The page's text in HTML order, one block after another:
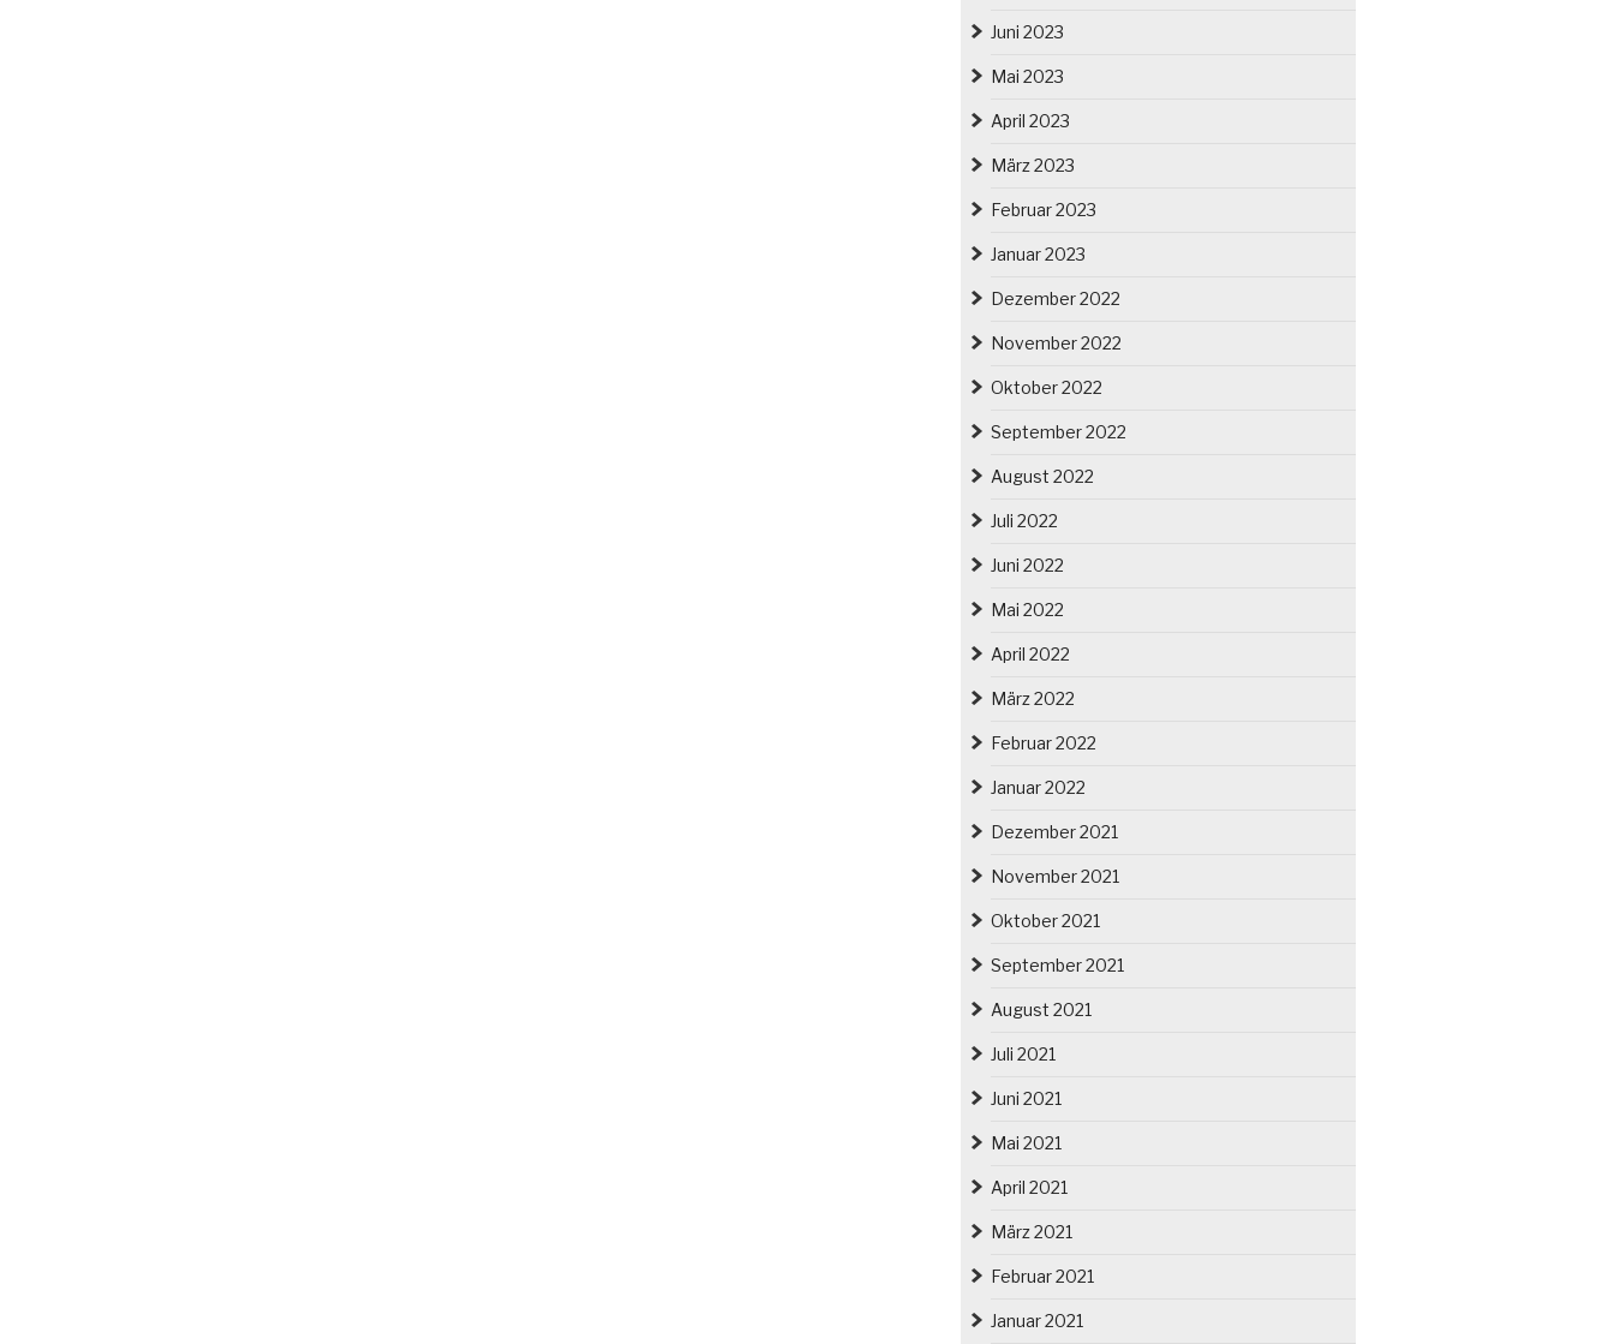
Juni 2023
Mai 2023
April 2023
März 2023
Februar 2023
Januar 2023
Dezember 2022
November 2022
Oktober 2022
September 2022
August 2022
Juli 2022
Juni 2022
Mai 2022
April 2022
März 2022
Februar 2022
Januar 2022
Dezember 2021
November 2021
Oktober 2021
September 2021
August 2021
Juli 2021
Juni 2021
Mai 2021
April 2021
März 2021
Februar 2021
Januar 2021